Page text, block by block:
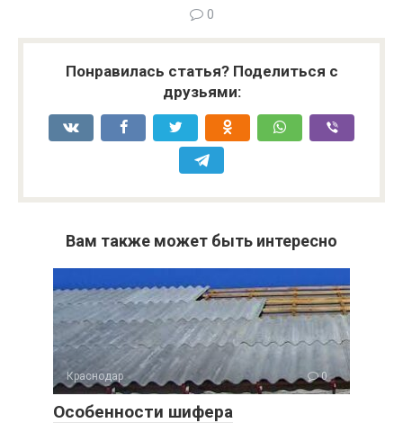
0
Понравилась статья? Поделиться с
друзьями:
Вам также может быть интересно
Краснодар 0
Особенности шифера